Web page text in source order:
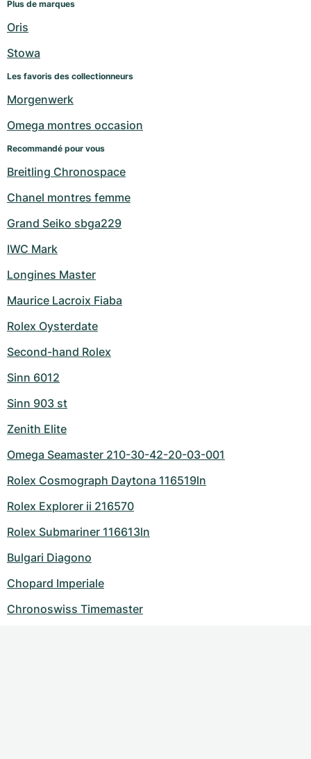
Plus de marques
Oris
Stowa
Les favoris des collectionneurs
Morgenwerk
Omega montres occasion
Recommandé pour vous
Breitling Chronospace
Chanel montres femme
Grand Seiko sbga229
IWC Mark
Longines Master
Maurice Lacroix Fiaba
Rolex Oysterdate
Second-hand Rolex
Sinn 6012
Sinn 903 st
Zenith Elite
Omega Seamaster 210-30-42-20-03-001
Rolex Cosmograph Daytona 116519ln
Rolex Explorer ii 216570
Rolex Submariner 116613ln
Bulgari Diagono
Chopard Imperiale
Chronoswiss Timemaster